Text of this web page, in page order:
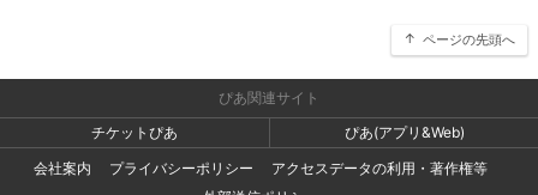
ページの先頭へ
ぴあ関連サイト
チケットぴあ
ぴあ(アプリ&Web)
会社案内
プライバシーポリシー
アクセスデータの利用・著作権等